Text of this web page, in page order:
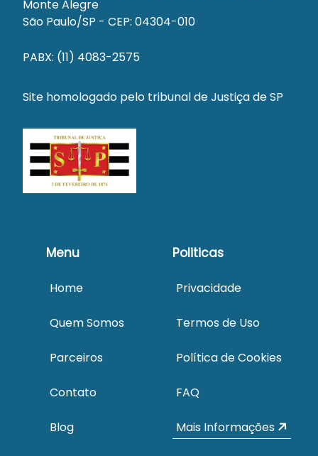
Monte Alegre
São Paulo/SP - CEP: 04304-010
PABX: (11) 4083-2575
Site homologado pelo tribunal de Justiça de SP
Menu
Home
Quem Somos
Parceiros
Contato
Blog
Politicas
Privacidade
Termos de Uso
Política de Cookies
FAQ
Mais Informações